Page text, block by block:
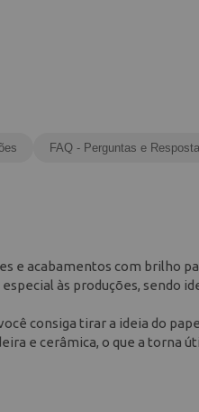
FAQ - Perguntas e
e acabamentos com brilho
às produções, sendo
consiga tirar a ideia do
e cerâmica, o que a torna